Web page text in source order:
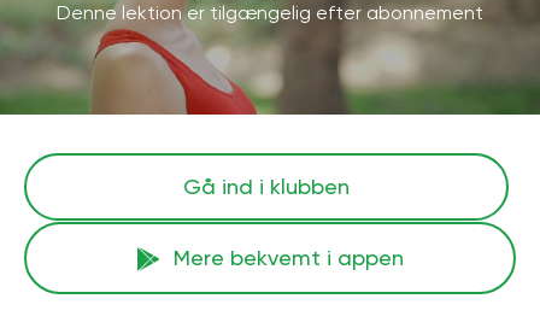
Denne lektion er tilgængelig efter abonnement
Gå ind i klubben
Mere bekvemt i appen